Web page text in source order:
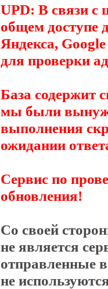
UPD: В связи с
общем доступе
Яндекса,
для проверки
База содержит
мы были
выполнения
ожидании
Сервис по
обновления!
Со своей
не является
отправленные
не